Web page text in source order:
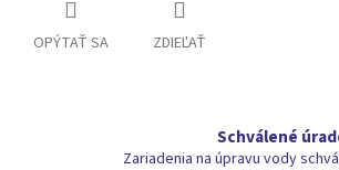
OPÝTAŤ SA ZDIEĽAŤ
Schválené
Zariadenia na úpravu vody